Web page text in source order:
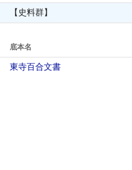
【史料群】
底本名
東寺百合文書